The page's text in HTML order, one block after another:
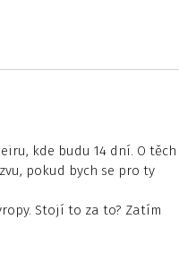
kde budu 14 dní. O těch
pokud bych se pro ty
Stojí to za to? Zatím